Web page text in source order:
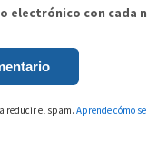
electrónico con cada
reducir el spam.Aprende cómo